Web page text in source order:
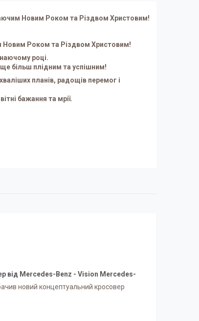
Новим Роком та Різдвом Христовим!
Новим Роком та Різдвом Христовим!
році.
ще більш плідним та успішним!
планів, радощів перемог і
бажання та мрії.
від Mercedes-Benz - Vision Mercedes-
Maybach Ultimate Luxury.
новий концептуальний кросовер